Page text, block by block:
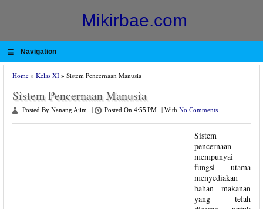
Mikirbae.com
≡ Navigation
Home » Kelas XI » Sistem Pencernaan Manusia
Sistem Pencernaan Manusia
Posted By Nanang Ajim Posted On 4:55 PM With No Comments
Sistem
pencernaan
mempunyai
fungsi utama
menyediakan
bahan makanan
yang telah